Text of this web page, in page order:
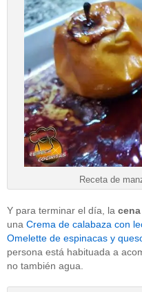
Receta de
Y para terminar el día, la cena
una Crema de calabaza con
Omelette de espinacas y
persona está habituada a
no también agua.